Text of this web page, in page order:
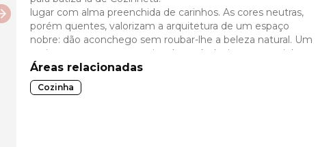
Next slide
lugar com alma preenchida de carinhos. As cores neutras,
porém quentes, valorizam a arquitetura de um espaço
nobre: dão aconchego sem roubar-lhe a beleza natural. Um
projeto que mostra que, sim, é possível criar uma cozinha
pequena com identidade e beleza, uma proposta viável
que pode caber em qualquer bolso.
Áreas relacionadas
Cozinha